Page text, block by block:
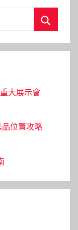
大展示會
位置攻略